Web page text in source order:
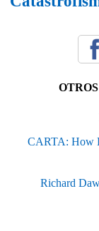
CARTA: How
Richard